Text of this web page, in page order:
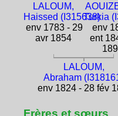
LALOUM,
Haissed (I315638)
env 1783 - 29
avr 1854
Turkia
env
ent
LALOUM,
Abraham
env 1824 - 28 fév
Frères et sœurs